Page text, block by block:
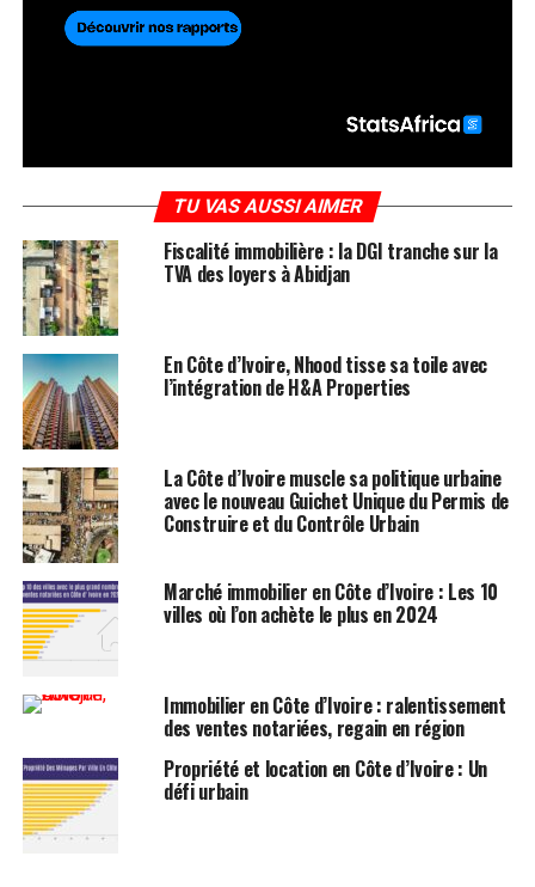
TU VAS AUSSI AIMER
Fiscalité immobilière : la DGI tranche sur la
TVA des loyers à Abidjan
En Côte d’Ivoire, Nhood tisse sa toile avec
l’intégration de H&A Properties
La Côte d’Ivoire muscle sa politique urbaine
avec le nouveau Guichet Unique du Permis de
Construire et du Contrôle Urbain
Marché immobilier en Côte d’Ivoire : Les 10
villes où l’on achète le plus en 2024
Immobilier en Côte d’Ivoire : ralentissement
des ventes notariées, regain en région
Propriété et location en Côte d’Ivoire : Un
défi urbain